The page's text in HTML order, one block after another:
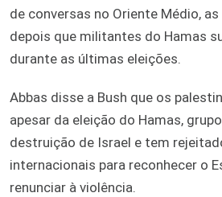
de conversas no Oriente Médio,
depois que militantes do Hamas
durante as últimas eleições.
Abbas disse a Bush que os
apesar da eleição do Hamas,
destruição de Israel e tem
internacionais para reconhecer o
renunciar à violência.